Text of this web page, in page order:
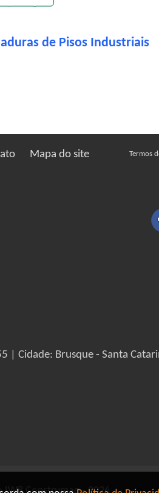
de Pisos Industriais
Mapa do site Termos
| Cidade: Brusque - Santa